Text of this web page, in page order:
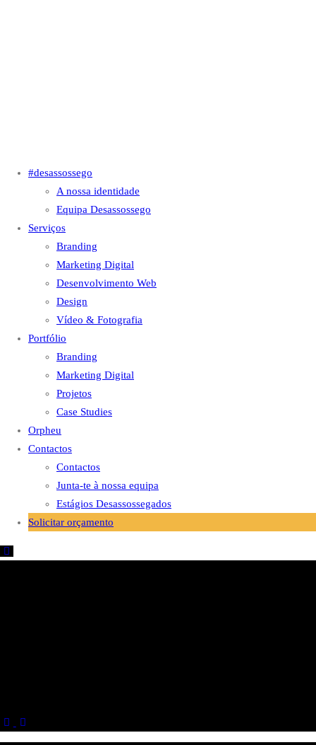
#desassossego
A nossa identidade
Equipa Desassossego
Serviços
Branding
Marketing Digital
Desenvolvimento Web
Design
Vídeo & Fotografia
Portfólio
Branding
Marketing Digital
Projetos
Case Studies
Orpheu
Contactos
Contactos
Junta-te à nossa equipa
Estágios Desassossegados
Solicitar orçamento